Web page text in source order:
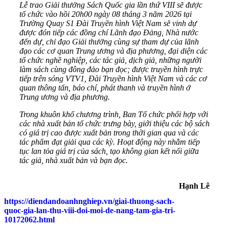
Lễ trao Giải thưởng Sách Quốc gia lần thứ VIII sẽ được
tổ chức vào hồi 20h00 ngày 08 tháng 3 năm 2026 tại
Trường Quay S1 Đài Truyền hình Việt Nam sẽ vinh dự
được đón tiếp các đồng chí Lãnh đạo Đảng, Nhà nước
đến dự, chỉ đạo Giải thưởng cùng sự tham dự của lãnh
đạo các cơ quan Trung ương và địa phương, đại diện các
tổ chức nghề nghiệp, các tác giả, dịch giả, những người
làm sách cùng đông đảo bạn đọc; được truyền hình trực
tiếp trên sóng VTV1, Đài Truyền hình Việt Nam và các cơ
quan thông tấn, báo chí, phát thanh và truyền hình ở
Trung ương và địa phương.
Trong khuôn khổ chương trình, Ban Tổ chức phối hợp với
các nhà xuất bản tổ chức trưng bày, giới thiệu các bộ sách
có giá trị cao được xuất bản trong thời gian qua và các
tác phẩm đạt giải qua các kỳ. Hoạt động này nhằm tiếp
tục lan tỏa giá trị của sách, tạo không gian kết nối giữa
tác giả, nhà xuất bản và bạn đọc.
Hạnh Lê
https://diendandoanhnghiep.vn/giai-thuong-sach-
quoc-gia-lan-thu-viii-doi-moi-de-nang-tam-gia-tri-
10172062.html